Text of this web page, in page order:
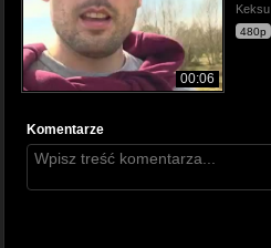
00:06
Keksu
480p
Komentarze